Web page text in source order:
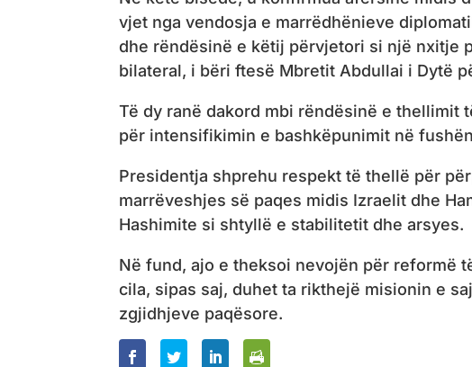
vjet nga vendosja e marrëdhënieve
dhe rëndësinë e këtij përvjetori si një nxitje
bilateral, i bëri ftesë Mbretit Abdullai i Dytë
Të dy ranë dakord mbi rëndësinë e thellimit
për intensifikimin e bashkëpunimit në
Presidentja shprehu respekt të thellë për
marrëveshjes së paqes midis Izraelit dhe
Hashimite si shtyllë e stabilitetit dhe arsyes.
Në fund, ajo e theksoi nevojën për reformë
cila, sipas saj, duhet ta rikthejë misionin e
zgjidhjeve paqësore.